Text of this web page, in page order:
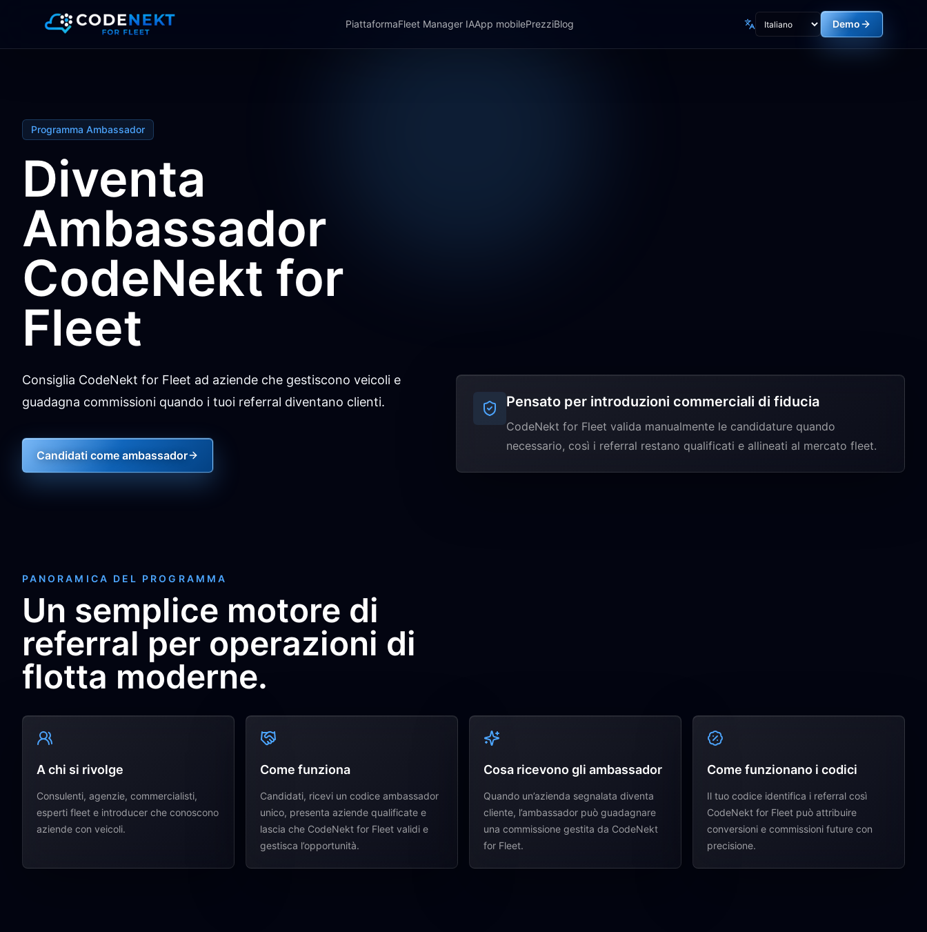
PiattaformaFleet Manager IAApp mobilePrezziBlog
Lingua
Demo
Programma Ambassador
Diventa
Ambassador
CodeNekt for
Fleet
Consiglia CodeNekt for Fleet ad aziende che gestiscono veicoli e
guadagna commissioni quando i tuoi referral diventano clienti.
Candidati come ambassador
Pensato per introduzioni commerciali di fiducia
CodeNekt for Fleet valida manualmente le candidature quando
necessario, così i referral restano qualificati e allineati al mercato fleet.
PANORAMICA DEL PROGRAMMA
Un semplice motore di
referral per operazioni di
flotta moderne.
A chi si rivolge
Consulenti, agenzie, commercialisti,
esperti fleet e introducer che conoscono
aziende con veicoli.
Come funziona
Candidati, ricevi un codice ambassador
unico, presenta aziende qualificate e
lascia che CodeNekt for Fleet validi e
gestisca l’opportunità.
Cosa ricevono gli ambassador
Quando un’azienda segnalata diventa
cliente, l’ambassador può guadagnare
una commissione gestita da CodeNekt
for Fleet.
Come funzionano i codici
Il tuo codice identifica i referral così
CodeNekt for Fleet può attribuire
conversioni e commissioni future con
precisione.